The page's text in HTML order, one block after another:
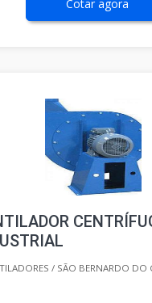
Cotar agora
/ SÃO BERNARDO DO